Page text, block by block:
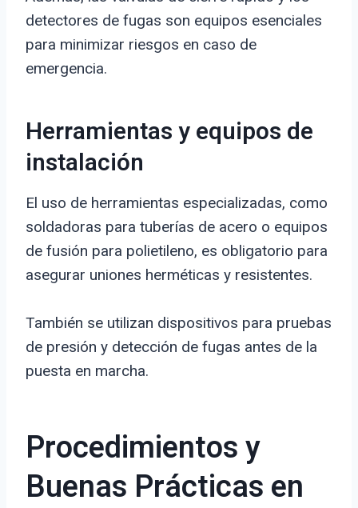
detectores de fugas son equipos esenciales
para minimizar riesgos en caso de
emergencia.
Herramientas y equipos de
instalación
El uso de herramientas especializadas, como
soldadoras para tuberías de acero o equipos
de fusión para polietileno, es obligatorio para
asegurar uniones herméticas y resistentes.
También se utilizan dispositivos para pruebas
de presión y detección de fugas antes de la
puesta en marcha.
Procedimientos y
Buenas Prácticas en